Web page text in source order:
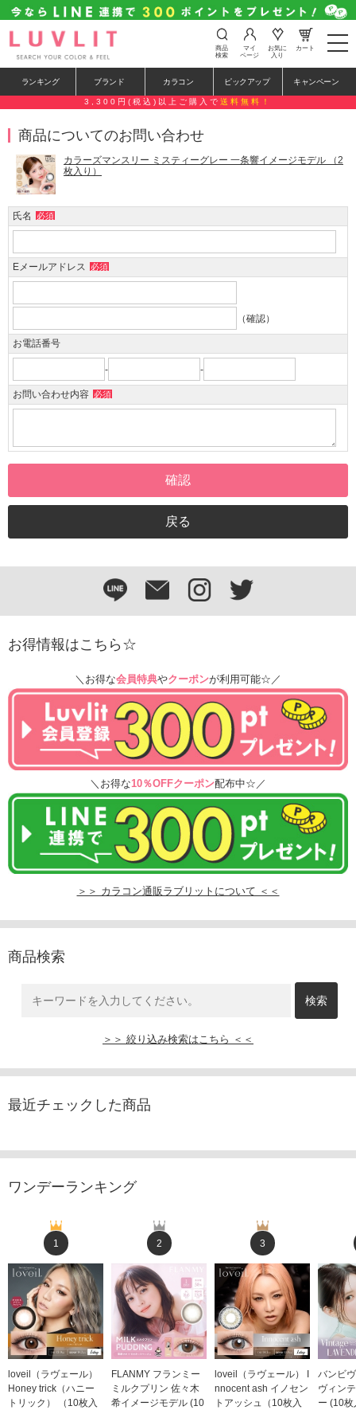
t
o
e
n
g
o
商品
検索
マイ
ページ
お気に
入り
カート
ランキング ブランド カラコン ピックアップ キャンペーン
3,300円(税込)以上ご購入で 送料無料！
商品についてのお問い合わせ
カラーズマンスリー ミスティーグレー 一条響イメージモデル （2
枚入り）
氏名 必須
Eメールアドレス 必須
（確認）
お電話番号
- -
お問い合わせ内容 必須
お得情報はこちら☆
＼お得な会員特典やクーポンが利用可能☆／
＼お得な10％OFFクーポン配布中☆／
＞＞ カラコン通販ラブリットについて ＜＜
商品検索
＞＞ 絞り込み検索はこちら ＜＜
最近チェックした商品
ワンデーランキング
1
loveil（ラヴェール）
Honey trick（ハニー
トリック） （10枚入
2
FLANMY フランミー
ミルクプリン 佐々木
希イメージモデル (10
3
loveil（ラヴェール） I
nnocent ash イノセン
トアッシュ（10枚入
バンビ
ヴィン
ー (10